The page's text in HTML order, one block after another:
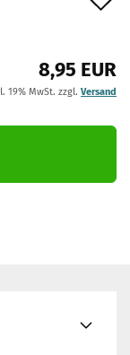
8,95 EUR
19% MwSt. zzgl. Versand